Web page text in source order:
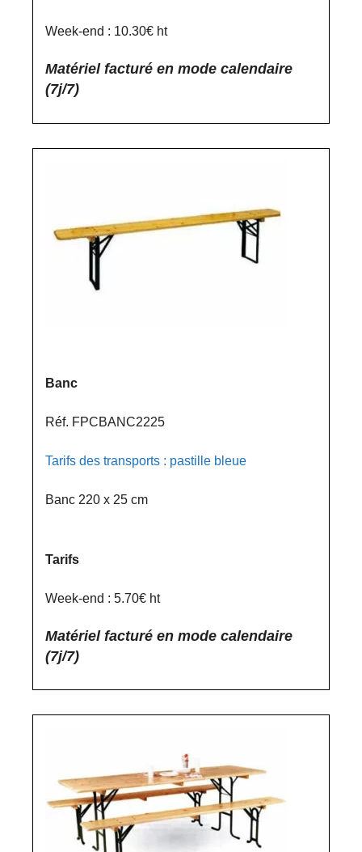
Week-end : 10.30€ ht
Matériel facturé en mode calendaire
(7j/7)
Banc
Réf. FPCBANC2225
Tarifs des transports : pastille bleue
Banc 220 x 25 cm
Tarifs
Week-end : 5.70€ ht
Matériel facturé en mode calendaire
(7j/7)